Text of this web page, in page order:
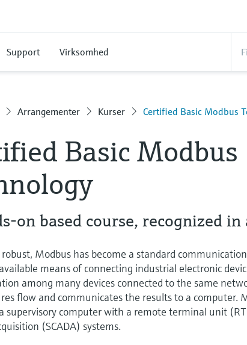
Support Virksomhed
Arrangementer Kurser Certified Basic Modbus
Basic Modbus
on based course, recognized
Modbus has become a standard
means of connecting industrial electronic
among many devices connected to the same
flow and communicates the results to a computer.
supervisory computer with a remote terminal unit
(SCADA) systems.